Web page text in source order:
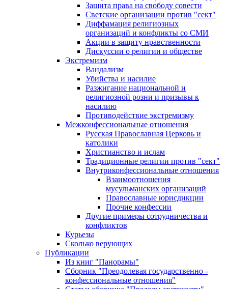
Защита права на свободу совести
Светские организации против "сект"
Диффамация религиозных
организаций и конфликты со СМИ
Акции в защиту нравственности
Дискуссии о религии и обществе
Экстремизм
Вандализм
Убийства и насилие
Разжигание национальной и
религиозной розни и призывы к
насилию
Противодействие экстремизму
Межконфессиональные отношения
Русская Православная Церковь и
католики
Христианство и ислам
Традиционные религии против "сект"
Внутриконфессиональные отношения
Взаимоотношения
мусульманских организаций
Православные юрисдикции
Прочие конфессии
Другие примеры сотрудничества и
конфликтов
Курьезы
Сколько верующих
Публикации
Из книг "Панорамы"
Сборник "Преодолевая государственно -
конфессиональные отношения"